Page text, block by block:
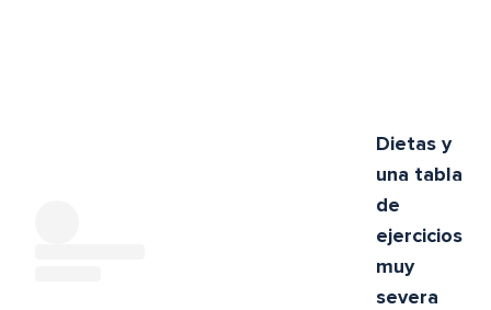
Dietas y
una tabla
de
ejercicios
muy
severa